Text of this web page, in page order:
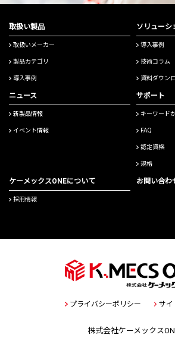
取扱い製品
取扱いメーカー
製品カテゴリ
導入事例
ソリューシ
導入事例
技術コラム
資料ダウン
ニュース
新製品情報
イベント情報
サポート
キーワード
FAQ
認定資格
規格
ケーメックスONEについて
採用情報
お問い合わ
プライバシーポリシー サイ
株式会社ケーメックス